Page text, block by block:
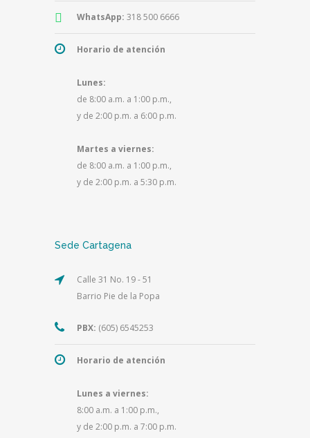
WhatsApp: 318 500 6666
Horario de atención
Lunes:
de 8:00 a.m. a 1:00 p.m.,
y de 2:00 p.m. a 6:00 p.m.
Martes a viernes:
de 8:00 a.m. a 1:00 p.m.,
y de 2:00 p.m. a 5:30 p.m.
Sede Cartagena
Calle 31 No. 19 - 51
Barrio Pie de la Popa
PBX: (605) 6545253
Horario de atención
Lunes a viernes:
8:00 a.m. a 1:00 p.m.,
y de 2:00 p.m. a 7:00 p.m.